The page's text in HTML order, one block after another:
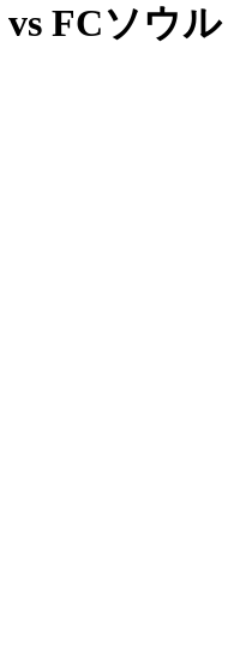
vs FCソウル